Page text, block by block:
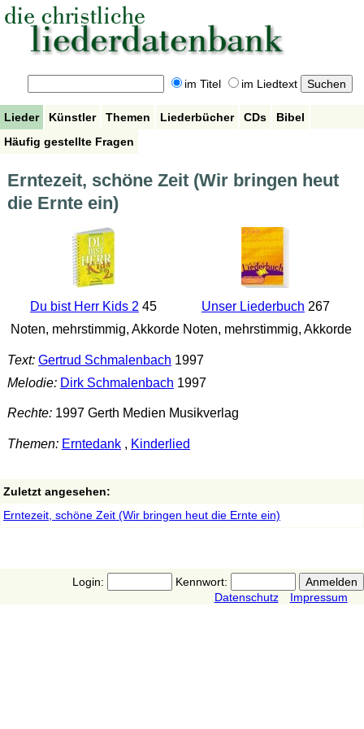
im Titel im Liedtext
Lieder Künstler Themen Liederbücher CDs
Bibel
Häufig gestellte Fragen
Erntezeit, schöne Zeit (Wir bringen heut
die Ernte ein)
Du bist Herr Kids 2 45
Noten, mehrstimmig, Akkorde
Unser Liederbuch 267
Noten, mehrstimmig, Akkorde
Text: Gertrud Schmalenbach 1997
Melodie: Dirk Schmalenbach 1997
Rechte:1997 Gerth Medien Musikverlag
Themen: Erntedank, Kinderlied
Zuletzt angesehen:
Erntezeit, schöne Zeit (Wir bringen heut die Ernte ein)
Login:
Kennwort:
Datenschutz
Impressum